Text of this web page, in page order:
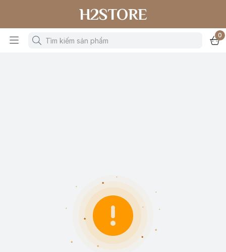
H2STORE
0